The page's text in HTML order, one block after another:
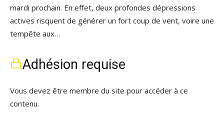
mardi prochain. En effet, deux profondes dépressions
actives risquent de générer un fort coup de vent, voire une
tempête aux…
Adhésion requise
Vous devez être membre du site pour accéder à ce
contenu.